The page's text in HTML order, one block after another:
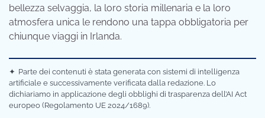
bellezza selvaggia, la loro storia millenaria e la loro
atmosfera unica le rendono una tappa obbligatoria per
chiunque viaggi in Irlanda.
✦ Parte dei contenuti è stata generata con sistemi di intelligenza
artificiale e successivamente verificata dalla redazione. Lo
dichiariamo in applicazione degli obblighi di trasparenza dell’AI Act
europeo (Regolamento UE 2024/1689).